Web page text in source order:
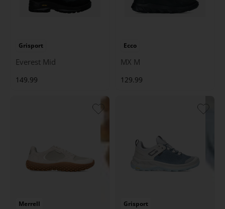
Grisport
Everest Mid
149.99
Ecco
MX M
129.99
Merrell Grisport